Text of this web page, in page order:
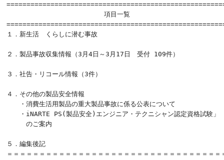
項目一覧
１．新生活　くらしに潜む事故
２．製品事故収集情報（3月4日～3月17日　受付 109件）
３．社告・リコール情報（3件）
４．その他の製品安全情報
・消費生活用製品の重大製品事故に係る公表について
・iNARTE PS(製品安全)エンジニア・テクニシャン認定資格試験」
のご案内
５．編集後記
＝＝＝＝＝＝＝＝＝＝＝＝＝＝＝＝＝＝＝＝＝＝＝＝＝＝＝＝＝＝＝＝＝